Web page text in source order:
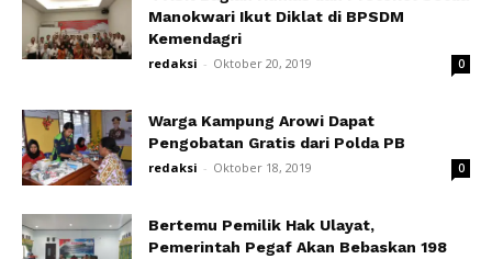
Manokwari Ikut Diklat di BPSDM
Kemendagri
redaksi - Oktober 20, 2019 0
Warga Kampung Arowi Dapat
Pengobatan Gratis dari Polda PB
redaksi - Oktober 18, 2019 0
Bertemu Pemilik Hak Ulayat,
Pemerintah Pegaf Akan Bebaskan 198